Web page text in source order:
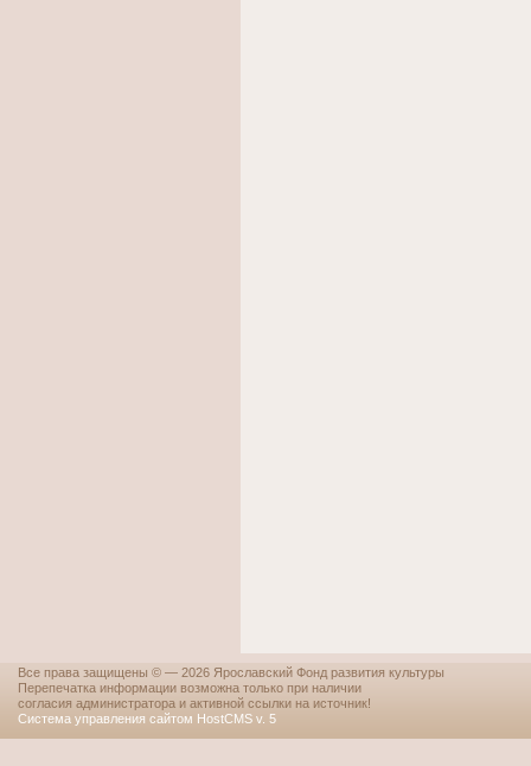
Все права защищены © — 2026 Ярославский Фонд развития культуры
Перепечатка информации возможна только при наличии
согласия администратора и активной ссылки на источник!
Система управления сайтом HostCMS v. 5